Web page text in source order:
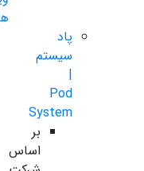
پاد
سیستم
|
Pod
System
بر
اساس